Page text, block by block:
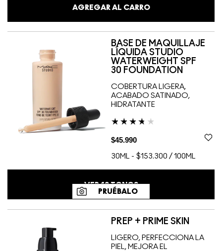
AGREGAR AL CARRO
BASE DE MAQUILLAJE
LÍQUIDA STUDIO
WATERWEIGHT SPF
30 FOUNDATION
COBERTURA LIGERA,
ACABADO SATINADO,
HIDRATANTE
$45.990
30ML - $153.300 / 100ML
VER10TONOS
PRUÉBALO
PREP + PRIME SKIN
LIGERO, PERFECCIONA LA
PIEL, MEJORA EL